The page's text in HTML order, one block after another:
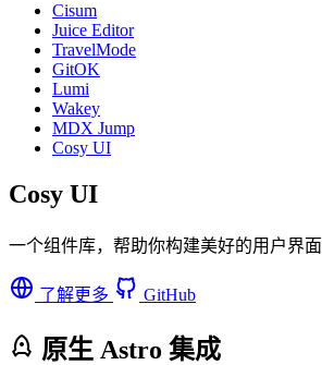
Cisum
Juice Editor
TravelMode
GitOK
Lumi
Wakey
MDX Jump
Cosy UI
Cosy UI
一个组件库，帮助你构建美好的用户界面
了解更多 GitHub
原生 Astro 集成